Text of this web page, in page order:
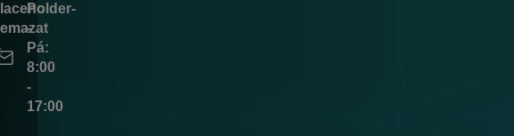
Po
-
Pá:
8:00
-
17:00